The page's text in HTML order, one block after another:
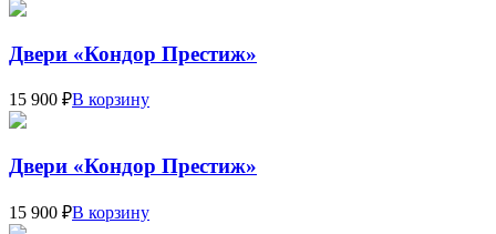
Двери «Кондор Престиж»
15 900 ₽В корзину
Двери «Кондор Престиж»
15 900 ₽В корзину